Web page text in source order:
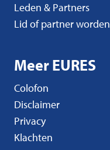
Leden & Partners
Lid of partner worden
Meer EURES
Colofon
Disclaimer
Privacy
Klachten